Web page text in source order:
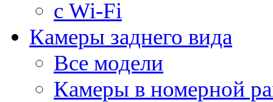
с Wi-Fi
Камеры заднего вида
Все модели
Камеры в номерной